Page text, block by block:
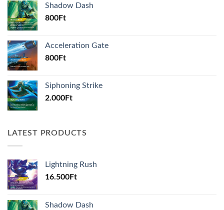
Shadow Dash
800Ft
Acceleration Gate
800Ft
Siphoning Strike
2.000Ft
LATEST PRODUCTS
Lightning Rush
16.500Ft
Shadow Dash